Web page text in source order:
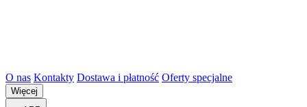
O nas Kontakty Dostawa i płatność Oferty specjalne
Więcej